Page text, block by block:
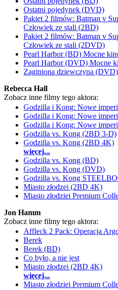
Ostatni pojedynek (DVD)
Pakiet 2 filmów: Batman v
Człowiek ze stali (2BD)
Pakiet 2 filmów: Batman v
Człowiek ze stali (2DVD)
Pearl Harbor (BD) Mocne
Pearl Harbor (DVD) Mocne
Zaginiona dziewczyna (DVD)
Rebecca Hall
Zobacz inne filmy tego aktora:
Godzilla i Kong: Nowe
Godzilla i Kong: Nowe
Godzilla i Kong: Nowe
Godzilla vs. Kong (2BD 3-D)
Godzilla vs. Kong (2BD 4K)
więcej...
Godzilla vs. Kong (BD)
Godzilla vs. Kong (DVD)
Godzilla vs. Kong
Miasto złodzei (2BD 4K)
Miasto złodziei Premium
Jon Hamm
Zobacz inne filmy tego aktora:
Affleck 2 Pack: Operacja
Berek
Berek (BD)
Co było, a nie jest
Miasto złodzei (2BD 4K)
więcej...
Miasto złodziei Premium